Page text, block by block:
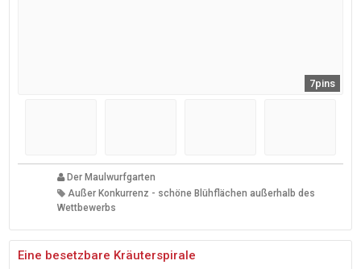
7pins
Der Maulwurfgarten
Außer Konkurrenz - schöne Blühflächen außerhalb des
Wettbewerbs
Eine besetzbare Kräuterspirale